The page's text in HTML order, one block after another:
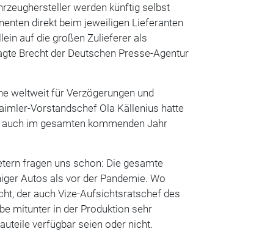
werden künftig selbst
direkt beim jeweiligen Lieferanten
auf die großen Zulieferer als
Brecht der Deutschen Presse-Agentur
weltweit für Verzögerungen und
Vorstandschef Ola Källenius hatte
im gesamten kommenden Jahr
fragen uns schon: Die gesamte
Autos als vor der Pandemie. Wo
der auch Vize-Aufsichtsratschef des
mitunter in der Produktion sehr
verfügbar seien oder nicht.